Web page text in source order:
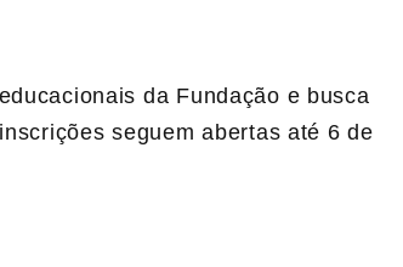
da Fundação e busca
seguem abertas até 6 de